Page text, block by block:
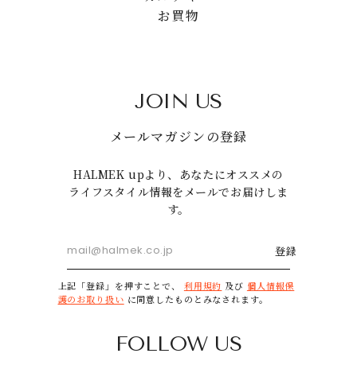
お買物
JOIN US
メールマガジンの登録
HALMEK upより、あなたにオススメの
ライフスタイル情報をメールでお届けしま
す。
登録
上記「登録」を押すことで、 利用規約 及び 個人情報保
護のお取り扱い に同意したものとみなされます。
FOLLOW US